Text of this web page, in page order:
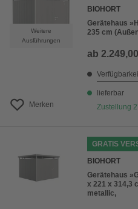
Weitere
Ausführungen
Merken
BIOHORT
Gerätehaus
235 cm
ab
lieferbar
Zustellung
GRATIS
BIOHORT
Gerätehaus
x 221 x 314,3
metallic,